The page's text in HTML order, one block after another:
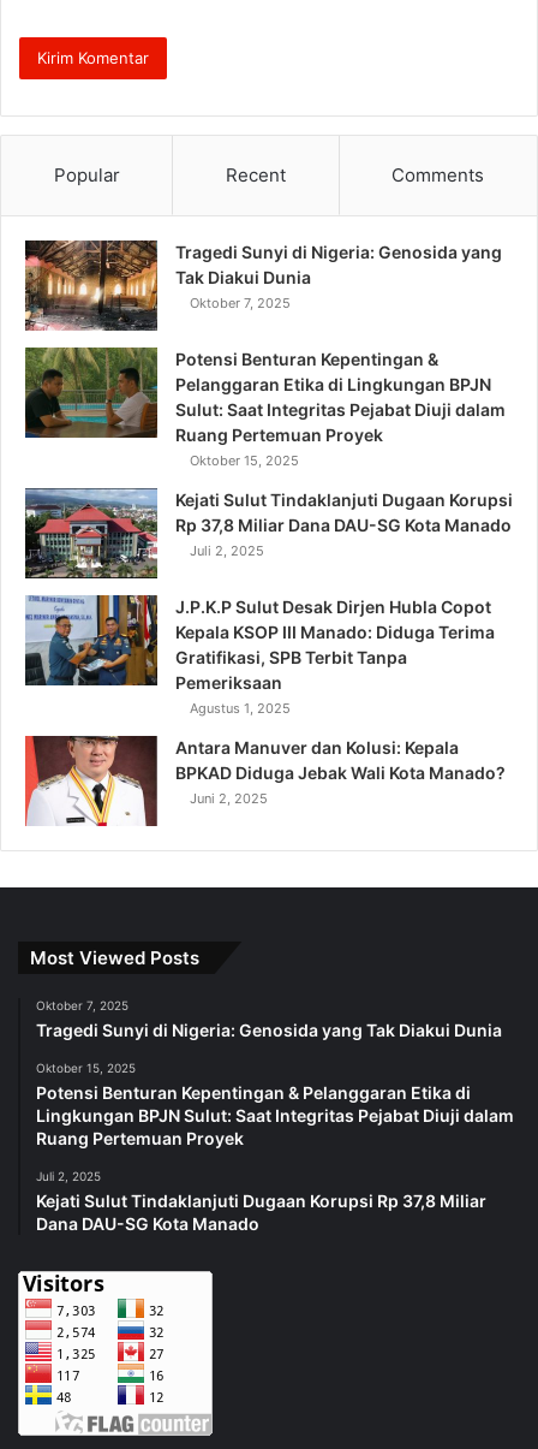
Popular Recent Comments
Tragedi Sunyi di Nigeria: Genosida yang
Tak Diakui Dunia
Oktober 7, 2025
Potensi Benturan Kepentingan &
Pelanggaran Etika di Lingkungan BPJN
Sulut: Saat Integritas Pejabat Diuji dalam
Ruang Pertemuan Proyek
Oktober 15, 2025
Kejati Sulut Tindaklanjuti Dugaan Korupsi
Rp 37,8 Miliar Dana DAU-SG Kota Manado
Juli 2, 2025
J.P.K.P Sulut Desak Dirjen Hubla Copot
Kepala KSOP III Manado: Diduga Terima
Gratifikasi, SPB Terbit Tanpa
Pemeriksaan
Agustus 1, 2025
Antara Manuver dan Kolusi: Kepala
BPKAD Diduga Jebak Wali Kota Manado?
Juni 2, 2025
Most Viewed Posts
Oktober 7, 2025
Tragedi Sunyi di Nigeria: Genosida yang Tak Diakui Dunia
Oktober 15, 2025
Potensi Benturan Kepentingan & Pelanggaran Etika di
Lingkungan BPJN Sulut: Saat Integritas Pejabat Diuji dalam
Ruang Pertemuan Proyek
Juli 2, 2025
Kejati Sulut Tindaklanjuti Dugaan Korupsi Rp 37,8 Miliar
Dana DAU-SG Kota Manado